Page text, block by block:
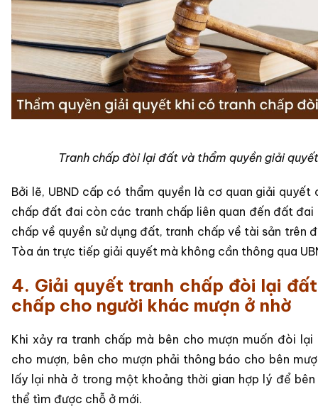
Tranh chấp đòi lại đất và thẩm quyền giải
Bởi lẽ, UBND cấp có thẩm quyền là cơ quan giải quyết
chấp đất đai còn các tranh chấp liên quan đến đất đai
chấp về quyền sử dụng đất, tranh chấp về tài sản trên
Tòa án trực tiếp giải quyết mà không cần thông qua
4. Giải quyết tranh chấp đòi lại
chấp cho người khác mượn ở nhờ
Khi xảy ra tranh chấp mà bên cho mượn muốn đòi lại
cho mượn, bên cho mượn phải thông báo cho bên
lấy lại nhà ở trong một khoảng thời gian hợp lý để
thể tìm được chỗ ở mới.